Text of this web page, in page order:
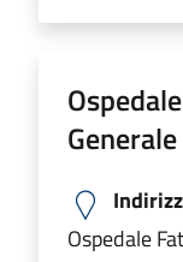
Generale
Ospedale